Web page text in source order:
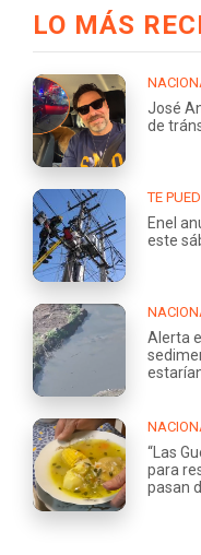
LO MÁS
José
de
TE
Enel
este
Alerta
“Las
para
pasan